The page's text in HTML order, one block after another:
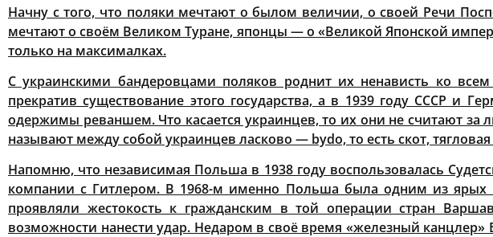
Начну с того, что поляки мечтают о былом величии, о своей Речи
мечтают о своём Великом Туране, японцы — о «Великой Японской
только на максималках.
С украинскими бандеровцами поляков роднит их ненависть ко
прекратив существование этого государства, а в 1939 году СССР и
одержимы реваншем. Что касается украинцев, то их они не считают за
называют между собой украинцев ласково — bydo, то есть скот,
Напомню, что независимая Польша в 1938 году воспользовалась
компании с Гитлером. В 1968-м именно Польша была одним из ярых
проявляли жестокость к гражданским в той операции стран
возможности нанести удар. Недаром в своё время «железный канцлер»